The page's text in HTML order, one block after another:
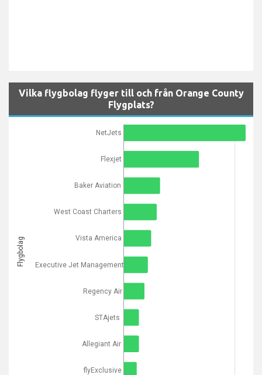
Vilka flygbolag flyger till och från Orange County
Flygplats?
NetJets
Flexjet
Baker Aviation
West Coast Charters
Vista America
Executive Jet Management
Regency Air
STAjets
Allegiant Air
flyExclusive
Flygbolag